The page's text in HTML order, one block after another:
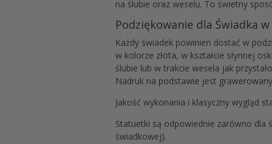
na ślubie oraz weselu. To świetny
Podziękowanie dla Świadka
Każdy świadek powinien dostać w
w kolorze złota, w kształcie słynnej
ślubie lub w trakcie wesela jak
Nadruk na podstawie jest
Jakość wykonania i klasyczny wygląd
Statuetki są odpowiednie zarówno dla
świadkowej).